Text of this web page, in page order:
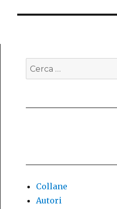
Cerca:
Collane
Autori